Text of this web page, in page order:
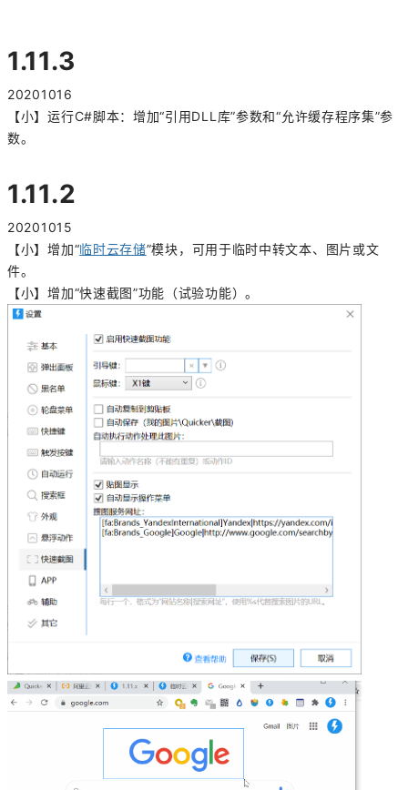
1.11.3
20201016
【小】运行C#脚本：增加“引用DLL库”参数和“允许缓存程序集”参
数。
1.11.2
20201015
【小】增加“临时云存储”模块，可用于临时中转文本、图片或文
件。
【小】增加“快速截图”功能（试验功能）。